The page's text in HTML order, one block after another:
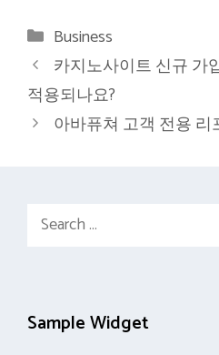
Categories
Business
카지노사이트 신규 가
적용되나요?
아바퓨쳐 고객 전용 리
Search
Sample Widget